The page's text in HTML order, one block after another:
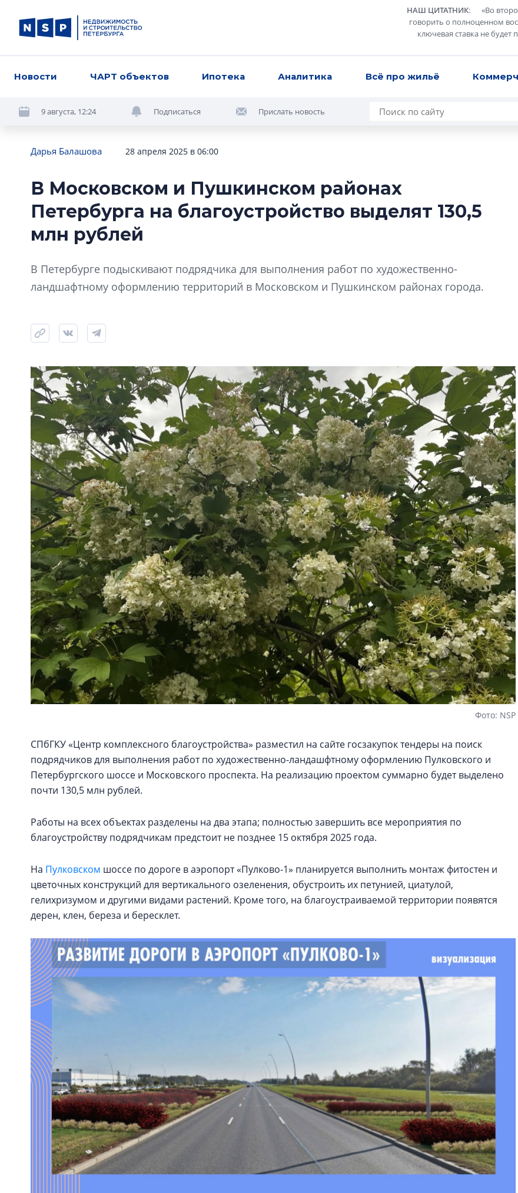
НАШ ЦИТАТНИК: «Во
говорить о полноценном
ключевая ставка не
Новости ЧАРТ объектов Ипотека Аналитика Всё про жильё
9 августа, 12:24 Подписаться Прислать новость
Дарья Балашова 28 апреля 2025 в 06:00
В Московском и Пушкинском районах
Петербурга на благоустройство выделят 130,5
млн рублей
В Петербурге подыскивают подрядчика для выполнения работ по художественно-
ландшафтному оформлению территорий в Московском и Пушкинском районах города.
Фото: NSP
СПбГКУ «Центр комплексного благоустройства» разместил на сайте госзакупок тендеры на поиск
подрядчиков для выполнения работ по художественно-ландашфтному оформлению Пулковского и
Петербургского шоссе и Московского проспекта. На реализацию проектом суммарно будет выделено
почти 130,5 млн рублей.
Работы на всех объектах разделены на два этапа; полностью завершить все мероприятия по
благоустройству подрядчикам предстоит не позднее 15 октября 2025 года.
На Пулковском шоссе по дороге в аэропорт «Пулково-1» планируется выполнить монтаж фитостен и
цветочных конструкций для вертикального озеленения, обустроить их петунией, циатулой,
гелихризумом и другими видами растений. Кроме того, на благоустраиваемой территории появятся
дерен, клен, береза и бересклет.
монотонной
Петербурга,
районов и
рассказали в ГК
Что важнее для
жилого проекта:
экономика
в ГК «ПСК»